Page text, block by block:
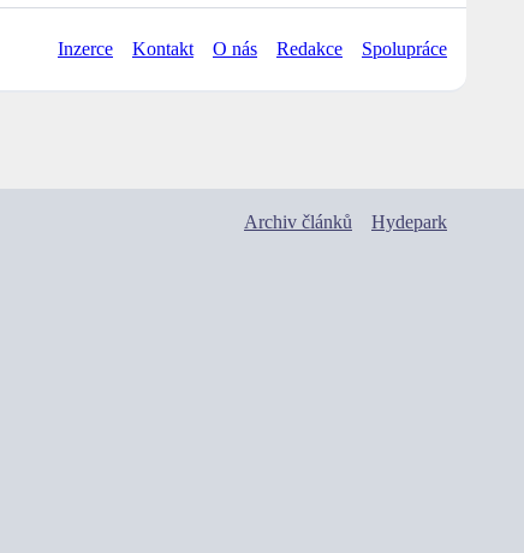
Inzerce Kontakt O nás Redakce Spolupráce
Archiv článků Hydepark